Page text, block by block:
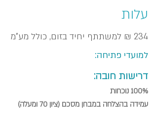
עלות
234 ₪ למשתתף יחיד בזום, כולל מע"מ
למועדי פתיחה:
דרישות חובה:
100% נוכחות
עמידה בהצלחה במבחן מסכם (ציון 70 ומעלה)